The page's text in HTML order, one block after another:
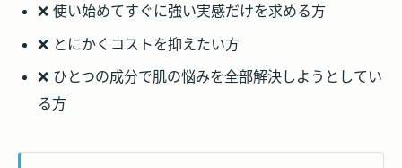
❌ 使い始めてすぐに強い実感だけを求める方
❌ とにかくコストを抑えたい方
❌ ひとつの成分で肌の悩みを全部解決しようとしてい
る方